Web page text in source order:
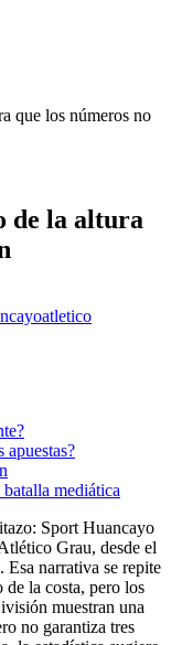
que los números no
de la altura
atletico
apuestas?
mediática
Sport Huancayo
Grau, desde el
narrativa se repite
de la costa, pero los
muestran una
no garantiza tres